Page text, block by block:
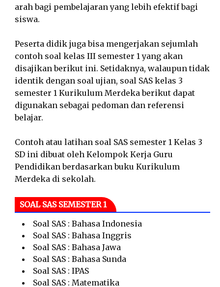
arah bagi pembelajaran yang lebih efektif bagi
siswa.
Peserta didik juga bisa mengerjakan sejumlah
contoh soal kelas III semester 1 yang akan
disajikan berikut ini. Setidaknya, walaupun tidak
identik dengan soal ujian, soal SAS kelas 3
semester 1 Kurikulum Merdeka berikut dapat
digunakan sebagai pedoman dan referensi
belajar.
Contoh atau latihan soal SAS semester 1 Kelas 3
SD ini dibuat oleh Kelompok Kerja Guru
Pendidikan berdasarkan buku Kurikulum
Merdeka di sekolah.
SOAL SAS SEMESTER 1
Soal SAS : Bahasa Indonesia
Soal SAS : Bahasa Inggris
Soal SAS : Bahasa Jawa
Soal SAS : Bahasa Sunda
Soal SAS : IPAS
Soal SAS : Matematika